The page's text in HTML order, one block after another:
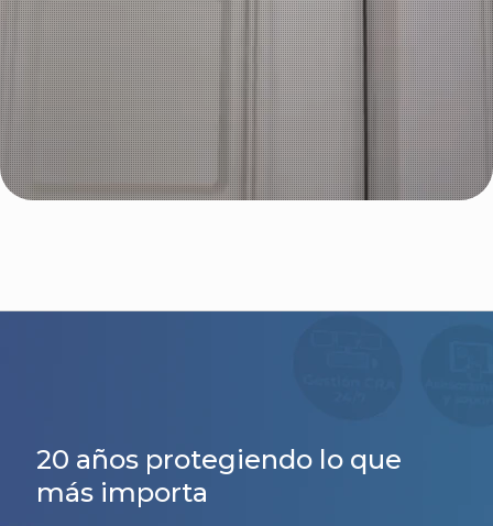
20 años protegiendo lo que
más importa